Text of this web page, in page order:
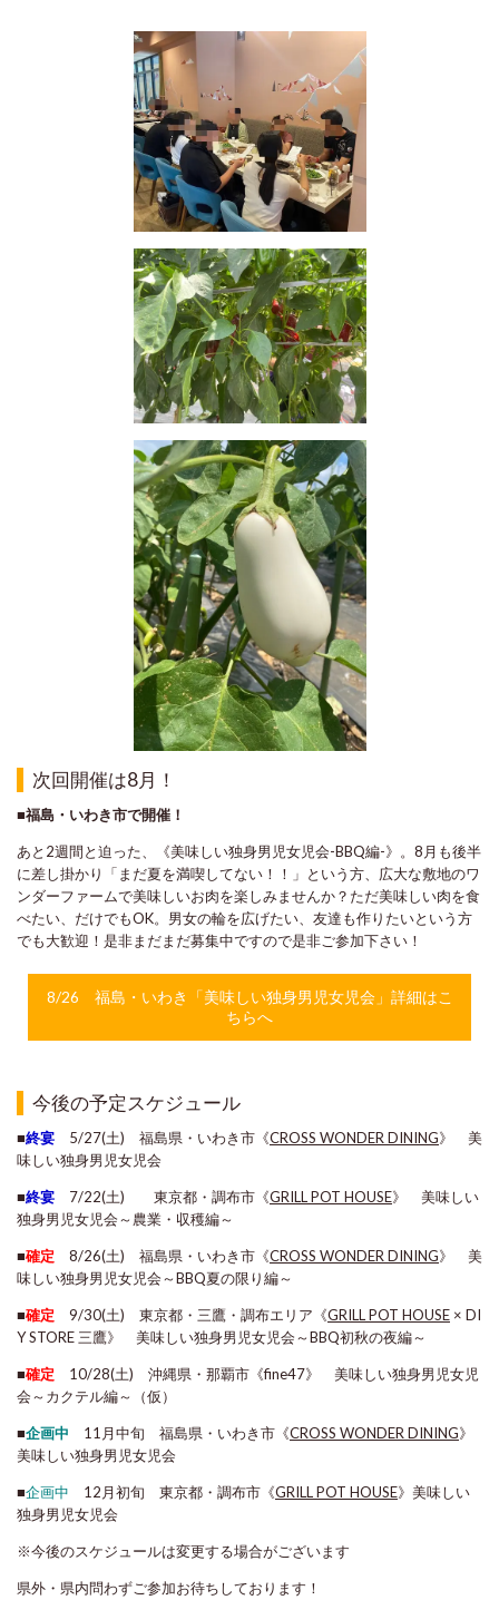
次回開催は8月！
■福島・いわき市で開催！
あと2週間と迫った、《美味しい独身男児女児会-BBQ編-》。8月も後半
に差し掛かり「まだ夏を満喫してない！！」という方、広大な敷地のワ
ンダーファームで美味しいお肉を楽しみませんか？ただ美味しい肉を食
べたい、だけでもOK。男女の輪を広げたい、友達も作りたいという方
でも大歓迎！是非まだまだ募集中ですので是非ご参加下さい！
8/26 福島・いわき「美味しい独身男児女児会」詳細はこ
ちらへ
今後の予定スケジュール
■終宴 5/27(土) 福島県・いわき市《CROSS WONDER DINING》 美
味しい独身男児女児会
■終宴 7/22(土) 東京都・調布市《GRILL POT HOUSE》 美味しい
独身男児女児会～農業・収穫編～
■確定 8/26(土) 福島県・いわき市《CROSS WONDER DINING》 美
味しい独身男児女児会～BBQ夏の限り編～
■確定 9/30(土) 東京都・三鷹・調布エリア《GRILL POT HOUSE × DI
Y STORE 三鷹》 美味しい独身男児女児会～BBQ初秋の夜編～
■確定 10/28(土) 沖縄県・那覇市《fine47》 美味しい独身男児女児
会～カクテル編～（仮）
■企画中 11月中旬 福島県・いわき市《CROSS WONDER DINING》
美味しい独身男児女児会
■企画中 12月初旬 東京都・調布市《GRILL POT HOUSE》美味しい
独身男児女児会
※今後のスケジュールは変更する場合がございます
県外・県内問わずご参加お待ちしております！